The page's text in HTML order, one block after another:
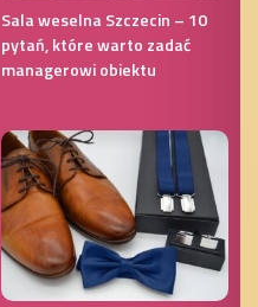
Sala weselna Szczecin – 10
pytań, które warto zadać
managerowi obiektu